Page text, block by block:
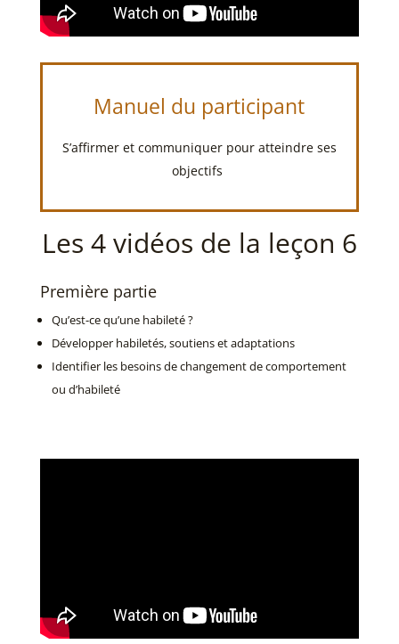
Manuel du participant
S’affirmer et communiquer pour atteindre ses
objectifs
Les 4 vidéos de la leçon 6
Première partie
Qu’est-cequ’une habileté?
Développer habiletés,soutienset adaptations
Identifier les besoinsdechangementdecomportement
ou d’habileté